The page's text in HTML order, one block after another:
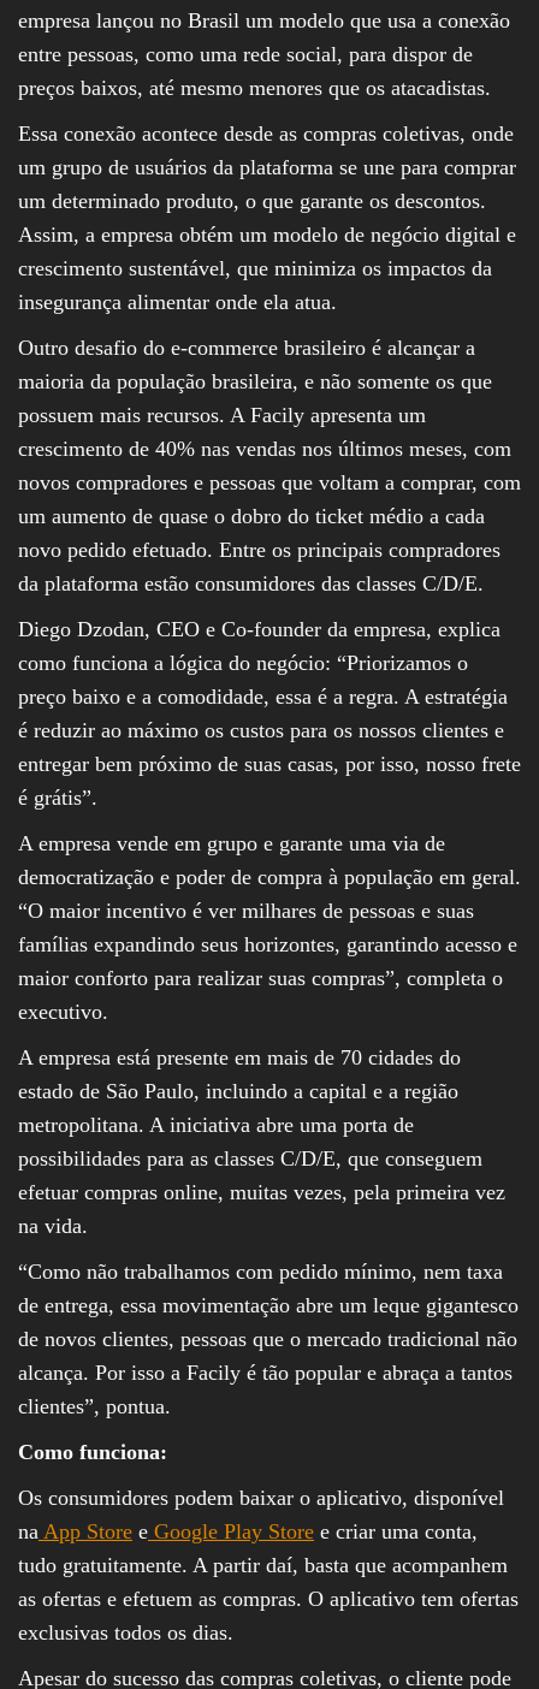
empresa lançou no Brasil um modelo que usa a conexão
entre pessoas, como uma rede social, para dispor de
preços baixos, até mesmo menores que os atacadistas.
Essa conexão acontece desde as compras coletivas, onde
um grupo de usuários da plataforma se une para comprar
um determinado produto, o que garante os descontos.
Assim, a empresa obtém um modelo de negócio digital e
crescimento sustentável, que minimiza os impactos da
insegurança alimentar onde ela atua.
Outro desafio do e-commerce brasileiro é alcançar a
maioria da população brasileira, e não somente os que
possuem mais recursos. A Facily apresenta um
crescimento de 40% nas vendas nos últimos meses, com
novos compradores e pessoas que voltam a comprar, com
um aumento de quase o dobro do ticket médio a cada
novo pedido efetuado. Entre os principais compradores
da plataforma estão consumidores das classes C/D/E.
Diego Dzodan, CEO e Co-founder da empresa, explica
como funciona a lógica do negócio: “Priorizamos o
preço baixo e a comodidade, essa é a regra. A estratégia
é reduzir ao máximo os custos para os nossos clientes e
entregar bem próximo de suas casas, por isso, nosso frete
é grátis”.
A empresa vende em grupo e garante uma via de
democratização e poder de compra à população em geral.
“O maior incentivo é ver milhares de pessoas e suas
famílias expandindo seus horizontes, garantindo acesso e
maior conforto para realizar suas compras”, completa o
executivo.
A empresa está presente em mais de 70 cidades do
estado de São Paulo, incluindo a capital e a região
metropolitana. A iniciativa abre uma porta de
possibilidades para as classes C/D/E, que conseguem
efetuar compras online, muitas vezes, pela primeira vez
na vida.
“Como não trabalhamos com pedido mínimo, nem taxa
de entrega, essa movimentação abre um leque gigantesco
de novos clientes, pessoas que o mercado tradicional não
alcança. Por isso a Facily é tão popular e abraça a tantos
clientes”, pontua.
Como funciona:
Os consumidores podem baixar o aplicativo, disponível
na App Store e Google Play Store e criar uma conta,
tudo gratuitamente. A partir daí, basta que acompanhem
as ofertas e efetuem as compras. O aplicativo tem ofertas
exclusivas todos os dias.
Apesar do sucesso das compras coletivas, o cliente pode